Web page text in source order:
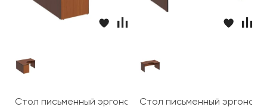
Стол письменный эргономичный левый 160x140x75
Стол письменный